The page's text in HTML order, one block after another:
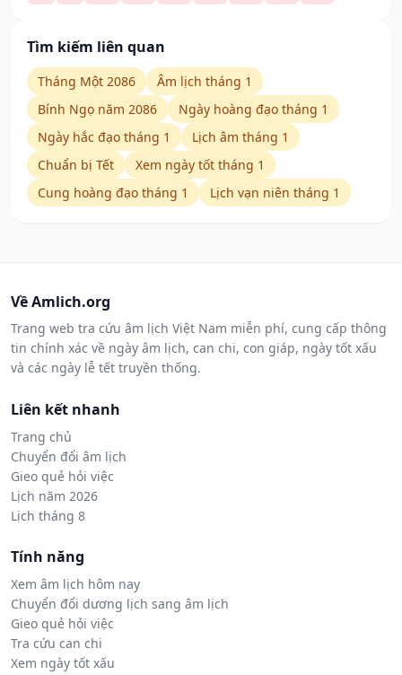
Tìm kiếm liên quan
Tháng Một 2086
Âm lịch tháng 1
Bính Ngọ năm 2086
Ngày hoàng đạo tháng 1
Ngày hắc đạo tháng 1
Lịch âm tháng 1
Chuẩn bị Tết
Xem ngày tốt tháng 1
Cung hoàng đạo tháng 1
Lịch vạn niên tháng 1
Về Amlich.org
Trang web tra cứu âm lịch Việt Nam miễn phí, cung cấp thông
tin chính xác về ngày âm lịch, can chi, con giáp, ngày tốt xấu
và các ngày lễ tết truyền thống.
Liên kết nhanh
Trang chủ
Chuyển đổi âm lịch
Gieo quẻ hỏi việc
Lịch năm 2026
Lịch tháng 8
Tính năng
Xem âm lịch hôm nay
Chuyển đổi dương lịch sang âm lịch
Gieo quẻ hỏi việc
Tra cứu can chi
Xem ngày tốt xấu